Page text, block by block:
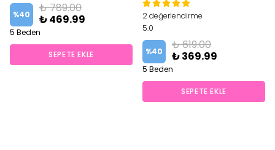
%40
₺ 789.00
₺ 469.99
5 Beden
SEPETE EKLE
2 değerlendirme
5.0
%40
₺ 619.00
₺ 369.99
5 Beden
SEPETE EKLE